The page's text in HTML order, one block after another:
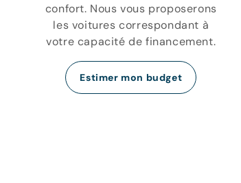
confort. Nous vous proposerons
les voitures correspondant à
votre capacité de financement.
Estimer mon budget